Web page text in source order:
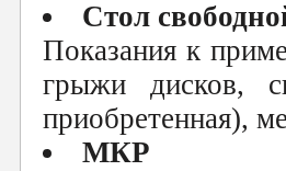
Стол
Показания к
грыжи дисков,
приобретенная),
МКР